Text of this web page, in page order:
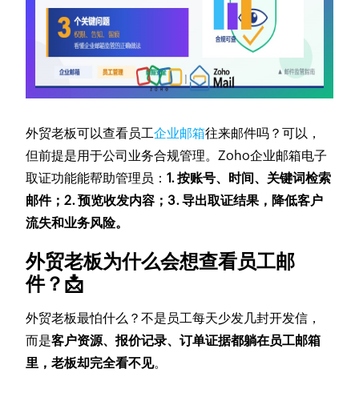
外贸老板可以查看员工企业邮箱往来邮件吗？可以，
但前提是用于公司业务合规管理。Zoho企业邮箱电子
取证功能能帮助管理员：1. 按账号、时间、关键词检索
邮件；2. 预览收发内容；3. 导出取证结果，降低客户
流失和业务风险。
外贸老板为什么会想查看员工邮
件？📩
外贸老板最怕什么？不是员工每天少发几封开发信，
而是客户资源、报价记录、订单证据都躺在员工邮箱
里，老板却完全看不见。